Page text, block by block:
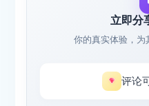
立即分
你的真实体验，为
评论